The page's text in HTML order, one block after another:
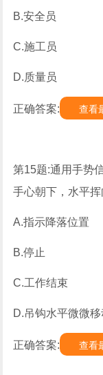
B.安全员
C.施工员
D.质量员
正确答案: 查看
第15题:通用手势
手心朝下，水平挥
A.指示降落位置
B.停止
C.工作结束
D.吊钩水平微微移
正确答案: 查看